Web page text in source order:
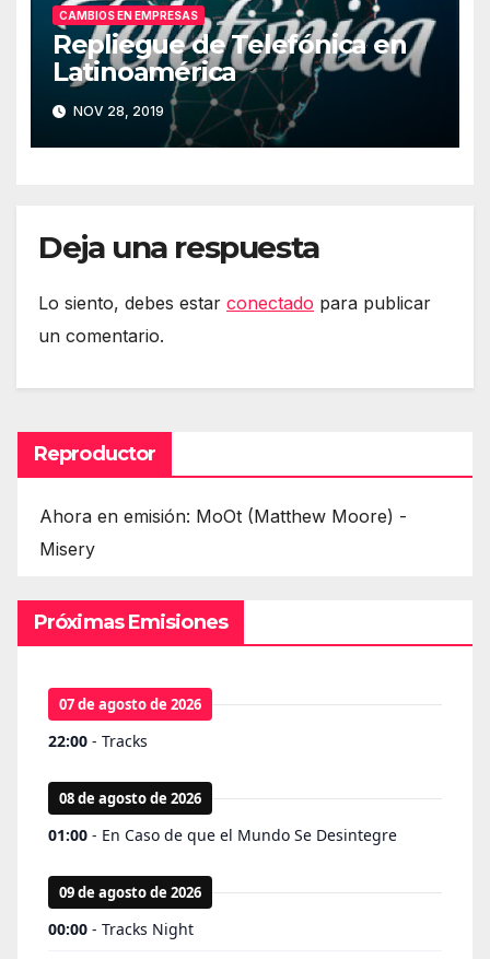
CAMBIOS EN EMPRESAS
Repliegue de Telefónica en
Latinoamérica
NOV 28, 2019
Deja una respuesta
Lo siento, debes estar conectado para publicar
un comentario.
Reproductor
Ahora en emisión: MoOt (Matthew Moore) -
Misery
Próximas Emisiones